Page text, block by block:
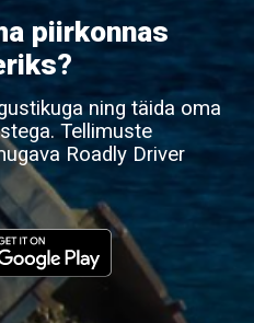
piirkonnas
ning täida oma
Tellimuste
Roadly Driver